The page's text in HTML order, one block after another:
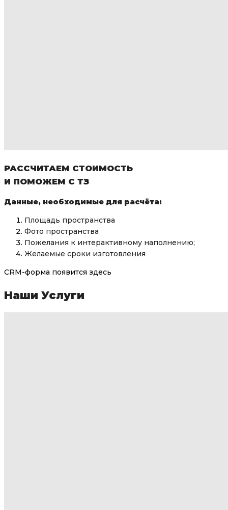
РАССЧИТАЕМ СТОИМОСТЬ
И ПОМОЖЕМ С ТЗ
Данные, необходимые для расчёта:
Площадь пространства
Фото пространства
Пожелания к интерактивному наполнению;
Желаемые сроки изготовления
CRM-форма появится здесь
Наши Услуги